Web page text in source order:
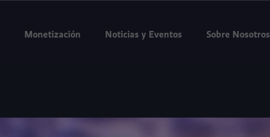
Monetización Noticias y Eventos Sobre Nosotros